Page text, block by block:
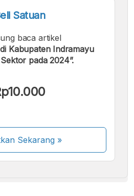
Satuan
baca artikel
Kabupaten Indramayu
pada 2024”.
Sekarang»
pembayaran masih dalam